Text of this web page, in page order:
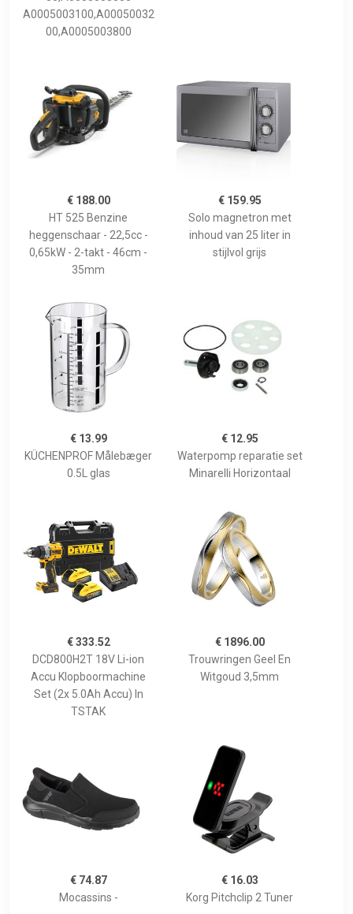
A0005003100,A00050032
00,A0005003800
€ 188.00
HT 525 Benzine
heggenschaar - 22,5cc -
0,65kW - 2-takt - 46cm -
35mm
€ 159.95
Solo magnetron met
inhoud van 25 liter in
stijlvol grijs
€ 13.99
KÜCHENPROF Målebæger
0.5L glas
€ 12.95
Waterpomp reparatie set
Minarelli Horizontaal
€ 333.52
DCD800H2T 18V Li-ion
Accu Klopboormachine
Set (2x 5.0Ah Accu) In
TSTAK
€ 1896.00
Trouwringen Geel En
Witgoud 3,5mm
€ 74.87
Mocassins -
€ 16.03
Korg Pitchclip 2 Tuner